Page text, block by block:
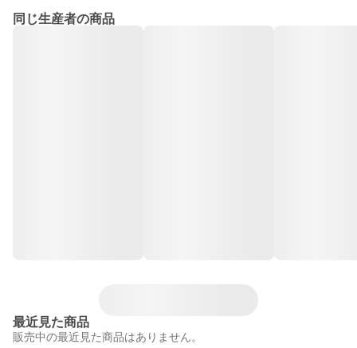
同じ生産者の商品
最近見た商品
販売中の最近見た商品はありません。